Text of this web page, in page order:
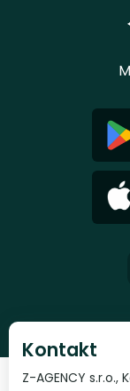
Kontakt
Z-AGENCY s.r.o.,